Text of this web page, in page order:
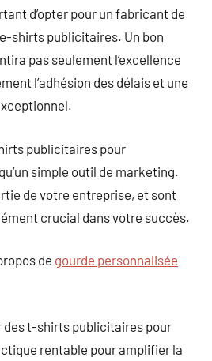
d’opter pour un fabricant de
shirts publicitaires. Un bon
pas seulement l’excellence
l’adhésion des délais et une
publicitaires pour
simple outil de marketing.
de votre entreprise, et sont
crucial dans votre succès.
de gourde personnalisée
des t-shirts publicitaires pour
rentable pour amplifier la